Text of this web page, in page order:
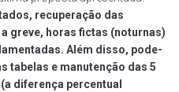
recuperação das
greve, horas fictas (noturnas)
Além disso, pode-
tabelas e manutenção das 5
diferença percentual